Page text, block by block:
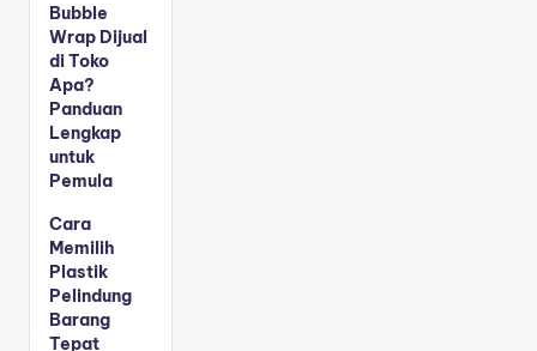
Bubble
Wrap Dijual
di Toko
Apa?
Panduan
Lengkap
untuk
Pemula
Cara
Memilih
Plastik
Pelindung
Barang
Tepat